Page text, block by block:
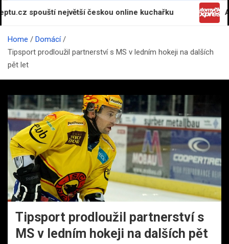
největší českou online kuchařku
Home
Domácí
Tipsport prodloužil partnerství s MS v ledním hokeji na dalších
pět let
Tipsport prodloužil partnerství s
MS v ledním hokeji na dalších pět